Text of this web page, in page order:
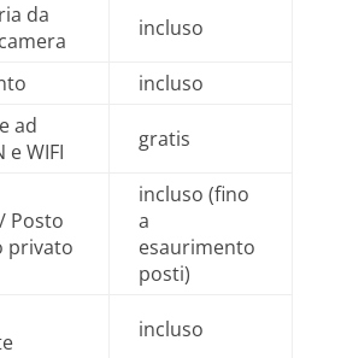
da
incluso
incluso
ad
e WIFI
gratis
Posto
privato
incluso (fino
a
esaurimento
posti)
incluso